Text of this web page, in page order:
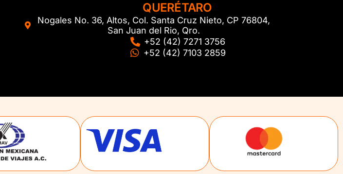
QUERÉTARO
Nogales No. 36, Altos, Col. Santa Cruz Nieto, CP 76804,
San Juan del Rio, Qro.
+52 (42) 7271 3756
+52 (42) 7103 2859